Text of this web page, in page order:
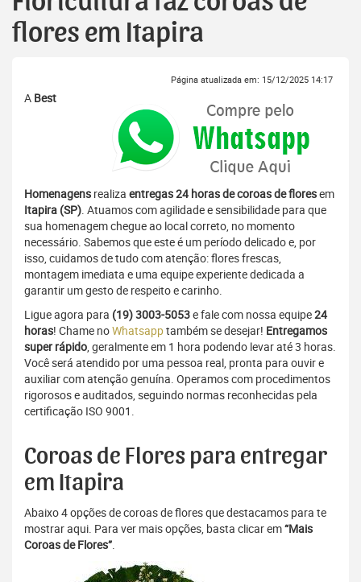
flores em Itapira
Página atualizada em: 15/12/2025 14:17
A Best
Homenagens realiza entregas 24 horas de coroas de floresem
Itapira (SP). Atuamos com agilidade e sensibilidade para que
sua homenagem chegue ao local correto, no momento
necessário. Sabemos que este é um período delicado e, por
isso, cuidamos de tudo com atenção: flores frescas,
montagem imediata e uma equipe experiente dedicada a
garantir um gesto de respeito e carinho.
Ligue agora para (19) 3003-5053e fale com nossa equipe24
horas! Chame noWhatsapptambém se desejar! Entregamos
super rápido, geralmente em 1 hora podendo levar até 3 horas.
Você será atendido por uma pessoa real, pronta para ouvir e
auxiliar com atenção genuína. Operamos com procedimentos
rigorosos e auditados, seguindo normas reconhecidas pela
certificação ISO 9001.
Coroas de Flores para entregar
em Itapira
Abaixo 4 opções de coroas de flores que destacamos para te
mostrar aqui. Para ver mais opções, basta clicar em“Mais
Coroas de Flores”.